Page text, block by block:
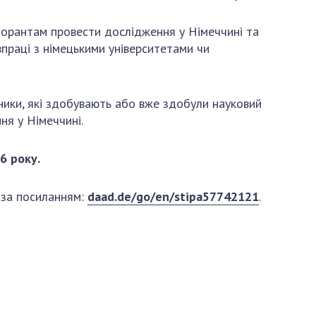
що становлять
установ
досліджень
в НАН України
Державний
бюджет НАН
НАН України
ПРЕЗИДІЇ НАН
провести дослідження у Німеччині та
з німецькими університетами чи
які здобувають або вже здобули науковий
у Німеччині.
року.
посиланням: daad.de/go/en/stipa57742121.